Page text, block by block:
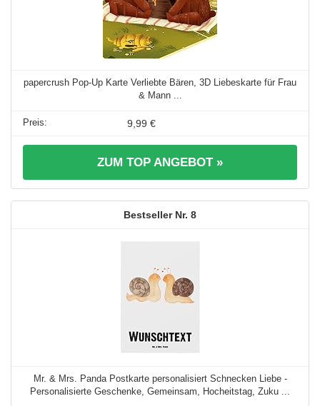
papercrush Pop-Up Karte Verliebte Bären, 3D Liebeskarte für Frau
& Mann ...
9,99 €
ZUM TOP ANGEBOT »
8
Mr. & Mrs. Panda Postkarte personalisiert Schnecken Liebe -
Personalisierte Geschenke, Gemeinsam, Hocheitstag, Zuku ...